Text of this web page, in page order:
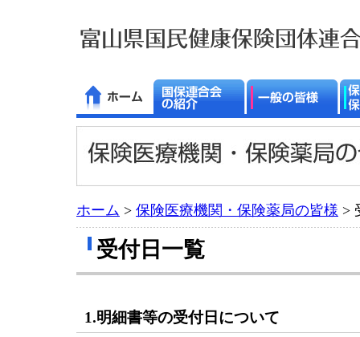
ホーム > 保険医療機関・保険薬局の皆様 >
受付日一覧
1.明細書等の受付日について